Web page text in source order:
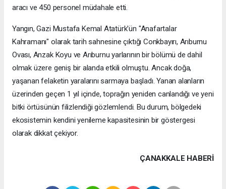
aracı ve 450 personel müdahale etti.
Yangın, Gazi Mustafa Kemal Atatürk'ün "Anafartalar
Kahramanı" olarak tarih sahnesine çıktığı Conkbayırı, Arıburnu
Ovası, Anzak Koyu ve Arıburnu yarlarının bir bölümü de dahil
olmak üzere geniş bir alanda etkili olmuştu. Ancak doğa,
yaşanan felaketin yaralarını sarmaya başladı. Yanan alanların
üzerinden geçen 1 yıl içinde, toprağın yeniden canlandığı ve yeni
bitki örtüsünün filizlendiği gözlemlendi. Bu durum, bölgedeki
ekosistemin kendini yenileme kapasitesinin bir göstergesi
olarak dikkat çekiyor.
ÇANAKKALE HABERİ